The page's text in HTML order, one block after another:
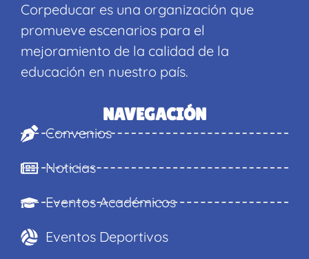
Corpeducar es una organización que
promueve escenarios para el
mejoramiento de la calidad de la
educación en nuestro país.
NAVEGACIÓN
Convenios
Noticias
Eventos Académicos
Eventos Deportivos